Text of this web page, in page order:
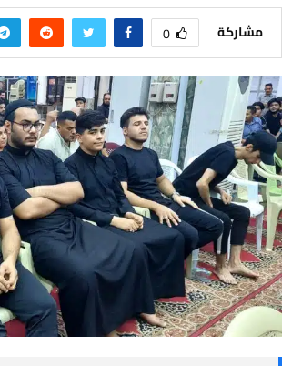
مشاركة 0